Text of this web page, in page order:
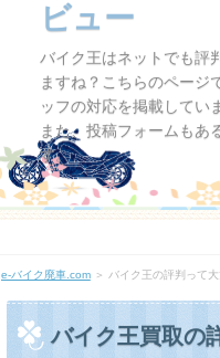
ビュー
バイク王はネットでも評
ますね？こちらのページ
ッフの対応を掲載してい
また、投稿フォームもあ
す。
e-バイク廃車.com＞ バイク王の評判って大
バイク王買取の